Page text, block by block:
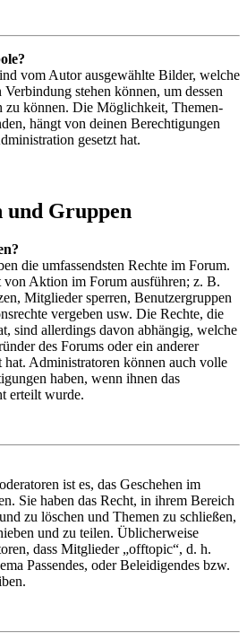
vom Autor ausgewählte Bilder, welche
stehen können, um dessen
zu können. Die Möglichkeit, Themen-
hängt von deinen Berechtigungen
gesetzt hat.
und Gruppen
die umfassendsten Rechte im Forum.
von Aktion im Forum ausführen; z. B.
Mitglieder sperren, Benutzergruppen
vergeben usw. Die Rechte, die
sind allerdings davon abhängig, welche
des Forums oder ein anderer
Administratoren können auch volle
haben, wenn ihnen das
erteilt wurde.
ist es, das Geschehen im
Sie haben das Recht, in ihrem Bereich
zu löschen und Themen zu schließen,
und zu teilen. Üblicherweise
dass Mitglieder „offtopic“, d. h.
Passendes, oder Beleidigendes bzw.